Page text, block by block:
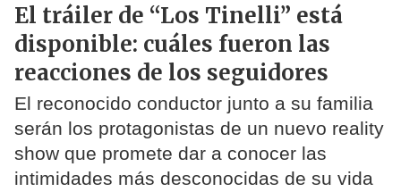
El tráiler de “Los Tinelli” está
disponible: cuáles fueron las
reacciones de los seguidores
El reconocido conductor junto a su familia
serán los protagonistas de un nuevo reality
show que promete dar a conocer las
intimidades más desconocidas de su vida